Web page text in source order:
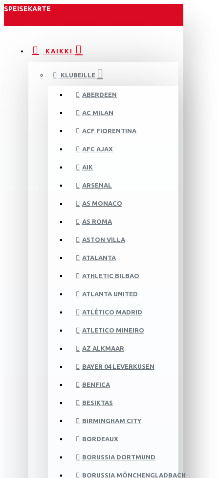
SPEISEKARTE
KAIKKI
KLUBEILLE
ABERDEEN
AC MILAN
ACF FIORENTINA
AFC AJAX
AIK
ARSENAL
AS MONACO
AS ROMA
ASTON VILLA
ATALANTA
ATHLETIC BILBAO
ATLANTA UNITED
ATLÉTICO MADRID
ATLETICO MINEIRO
AZ ALKMAAR
BAYER 04 LEVERKUSEN
BENFICA
BESIKTAS
BIRMINGHAM CITY
BORDEAUX
BORUSSIA DORTMUND
BORUSSIA MÖNCHENGLADBACH